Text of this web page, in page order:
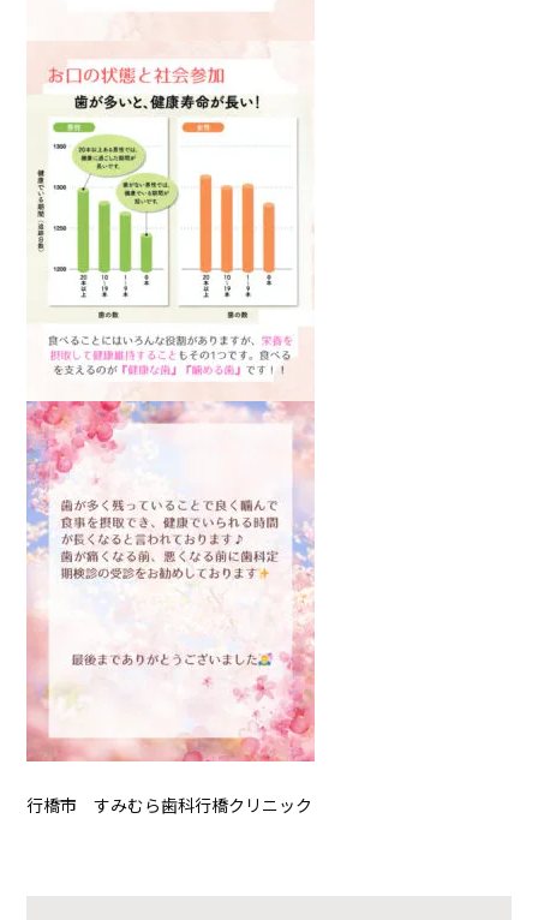
行橋市 すみむら歯科行橋クリニック